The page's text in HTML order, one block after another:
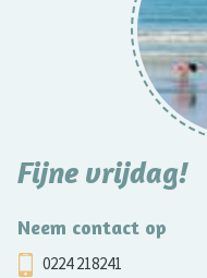
Fijne vrijdag!
Neem contact op
0224 218241